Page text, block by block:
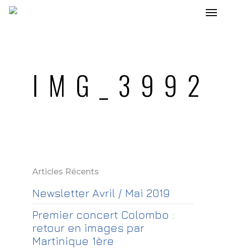
IMG_3992
Articles Récents
Newsletter Avril / Mai 2019
Premier concert Colombo :
retour en images par
Martinique 1ère